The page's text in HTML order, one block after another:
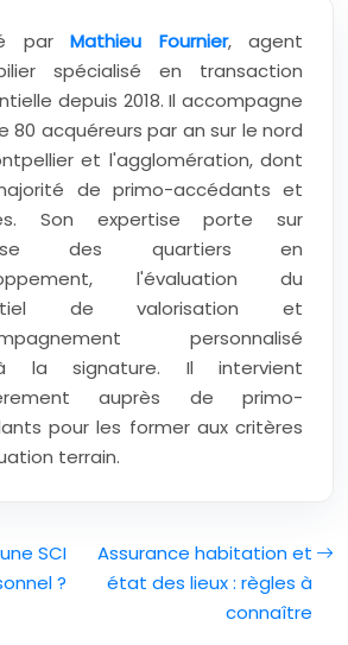
par Mathieu Fournier, agent
spécialisé en transaction
depuis 2018. Il accompagne
80 acquéreurs par an sur le nord
et l'agglomération, dont
de primo-accédants et
Son expertise porte sur
des quartiers en
l'évaluation du
de valorisation et
personnalisé
la signature. Il intervient
auprès de primo-
pour les former aux critères
terrain.
SCI
?
Assurance habitation et
état des lieux : règles à
connaître